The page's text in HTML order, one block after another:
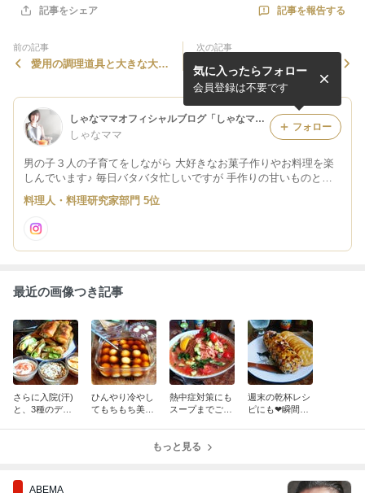
記事をシェア 記事を報告する
前の記事
愛用の調理道具と大きな大き
次の記事
父の日におすすめのガッツリ
系ご飯のまとめ(*´艸｀)♪
しゃなママオフィシャルブログ「しゃなママとだんご３兄弟の甘いもの日記」Powered by Ameba
しゃなママ
男の子３人の子育てをしながら 大好きなお菓子作りやお料理を楽
しんでいます♪ 毎日バタバタ忙しいですが 手作りの甘いものとコ
ーヒーでほっと一息♪ 幸せな時間です♪ そんな存在のブログになれ
たら・・・ と思います♪
気に入ったらフォロー
会員登録は不要です
フォロー
料理人・料理研究家部門 5位
最近の画像つき記事
さらに入院(汗)
と、3種のディ
ひんやり冷やし
てもちもち美味
熱中症対策にも
スープまでごく
トマトの爆速ひ
週末の乾杯レシ
ピにも❤瞬間爆
もっと見る
ABEMA